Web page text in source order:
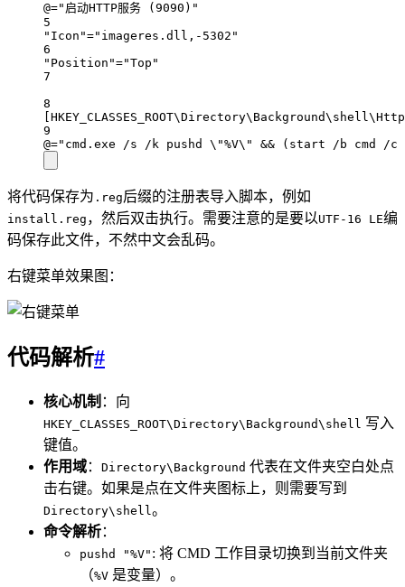
@="启动HTTP服务 (9090)"
5
"Icon"="imageres.dll,-5302"
6
"Position"="Top"
7
8
9
@="cmd.exe /s /k pushd \"%V\" && (start /b cmd
将代码保存为 .reg后缀的注册表导入脚本，例如
install.reg ，然后双击执行。需要注意的是要以UTF-16 LE编
码保存此文件，不然中文会乱码。
右键菜单效果图：
代码解析#
核心机制 ：向
HKEY_CLASSES_ROOT\Directory\Background\shell 写入
键值。
作用域： Directory\Background 代表在文件夹空白处点
击右键。如果是点在文件夹图标上，则需要写到
Directory\shell 。
命令解析：
pushd "%V" : 将 CMD 工作目录切换到当前文件夹
（%V 是变量）。